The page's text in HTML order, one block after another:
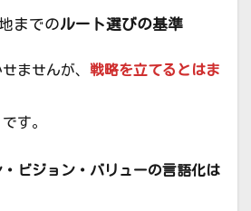
までのルート選びの基準
ませんが、 戦略を立てるとはま
です。
・ビジョン・バリューの言語化は